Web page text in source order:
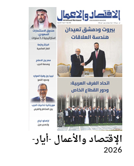
الإقتصاد والأعمال -أيار-
2026